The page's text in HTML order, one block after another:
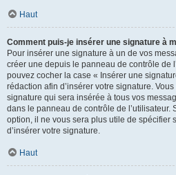
Haut
Comment puis-je insérer une signature à
Pour insérer une signature à un de vos
créer une depuis le panneau de contrôle de
pouvez cocher la case « Insérer une
rédaction afin d’insérer votre signature.
signature qui sera insérée à tous vos
dans le panneau de contrôle de l’utilisateur.
option, il ne vous sera plus utile de spécifier
d’insérer votre signature.
Haut